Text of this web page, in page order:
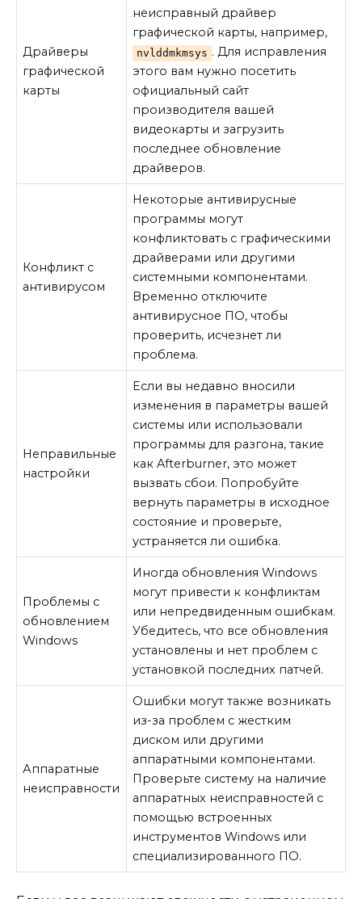
Драйверы
графической
карты
неисправный драйвер
графической карты, например,
nvlddmkmsys . Для исправления
этого вам нужно посетить
официальный сайт
производителя вашей
видеокарты и загрузить
последнее обновление
драйверов.
Конфликт с
антивирусом
Некоторые антивирусные
программы могут
конфликтовать с графическими
драйверами или другими
системными компонентами.
Временно отключите
антивирусное ПО, чтобы
проверить, исчезнет ли
проблема.
Неправильные
настройки
Если вы недавно вносили
изменения в параметры вашей
системы или использовали
программы для разгона, такие
как Afterburner, это может
вызвать сбои. Попробуйте
вернуть параметры в исходное
состояние и проверьте,
устраняется ли ошибка.
Проблемы с
обновлением
Windows
Иногда обновления Windows
могут привести к конфликтам
или непредвиденным ошибкам.
Убедитесь, что все обновления
установлены и нет проблем с
установкой последних патчей.
Аппаратные
неисправности
Ошибки могут также возникать
из-за проблем с жестким
диском или другими
аппаратными компонентами.
Проверьте систему на наличие
аппаратных неисправностей с
помощью встроенных
инструментов Windows или
специализированного ПО.